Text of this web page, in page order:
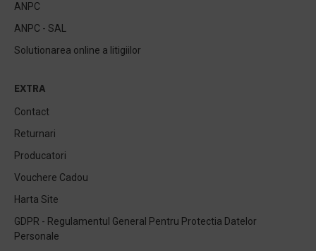
ANPC
ANPC - SAL
Solutionarea online a litigiilor
EXTRA
Contact
Returnari
Producatori
Vouchere Cadou
Harta Site
GDPR - Regulamentul General Pentru Protectia Datelor
Personale